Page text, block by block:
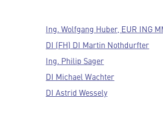
Ing. Wolfgang Huber, EUR ING
DI (FH) DI Martin Nothdurfter
Ing. Philip Sager
DI Michael Wachter
DI Astrid Wessely